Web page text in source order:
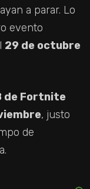
a parar. Lo
evento
29 de octubre
de Fortnite
, justo
de